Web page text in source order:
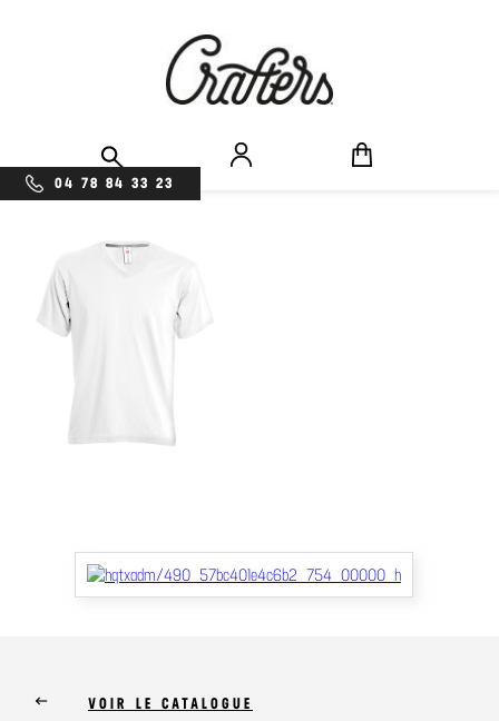
04 78 84 33 23
keyboard_backspace VOIR LE CATALOGUE